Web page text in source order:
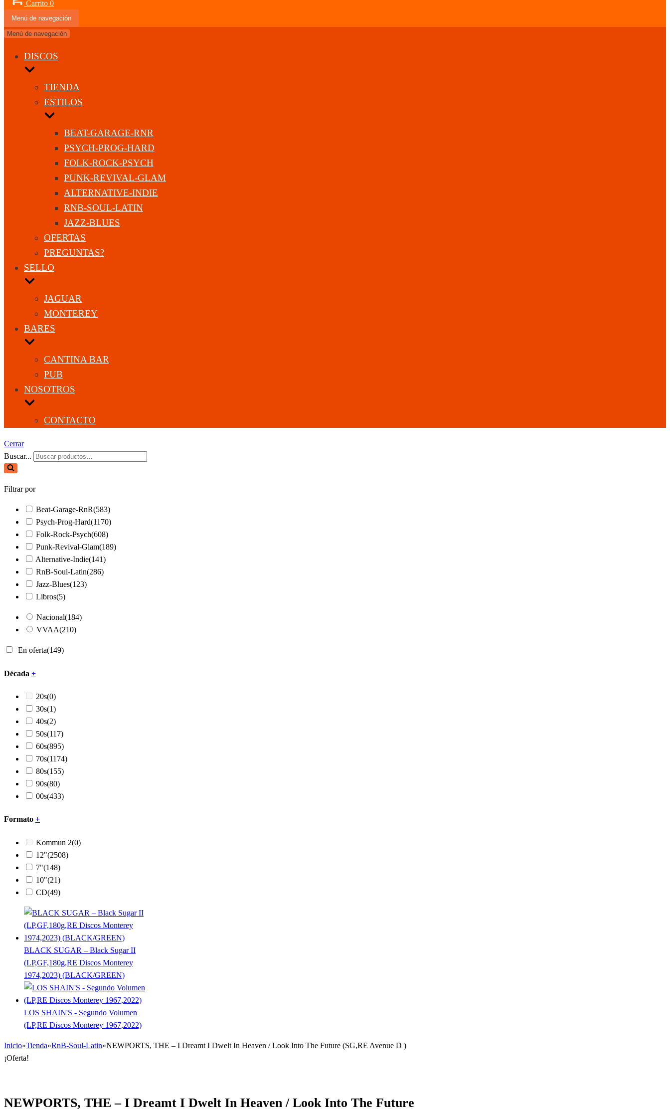
Carrito 0
Menú de navegación
Menú de navegación
DISCOS
TIENDA
ESTILOS
BEAT-GARAGE-RNR
PSYCH-PROG-HARD
FOLK-ROCK-PSYCH
PUNK-REVIVAL-GLAM
ALTERNATIVE-INDIE
RNB-SOUL-LATIN
JAZZ-BLUES
OFERTAS
PREGUNTAS?
SELLO
JAGUAR
MONTEREY
BARES
CANTINA BAR
PUB
NOSOTROS
CONTACTO
Cerrar
Buscar...
Filtrar por
Beat-Garage-RnR(583)
Psych-Prog-Hard(1170)
Folk-Rock-Psych(608)
Punk-Revival-Glam(189)
Alternative-Indie(141)
RnB-Soul-Latin(286)
Jazz-Blues(123)
Libros(5)
Nacional(184)
VVAA(210)
En oferta(149)
Década +
20s(0)
30s(1)
40s(2)
50s(117)
60s(895)
70s(1174)
80s(155)
90s(80)
00s(433)
Formato +
Kommun 2(0)
12"(2508)
7"(148)
10"(21)
CD(49)
BLACK SUGAR – Black Sugar II
(LP,GF,180g,RE Discos Monterey
1974,2023) (BLACK/GREEN)
LOS SHAIN'S - Segundo Volumen
(LP,RE Discos Monterey 1967,2022)
Inicio»Tienda»RnB-Soul-Latin»NEWPORTS, THE – I Dreamt I Dwelt In Heaven / Look Into The Future (SG,RE Avenue D )
¡Oferta!
NEWPORTS, THE – I Dreamt I Dwelt In Heaven / Look Into The Future